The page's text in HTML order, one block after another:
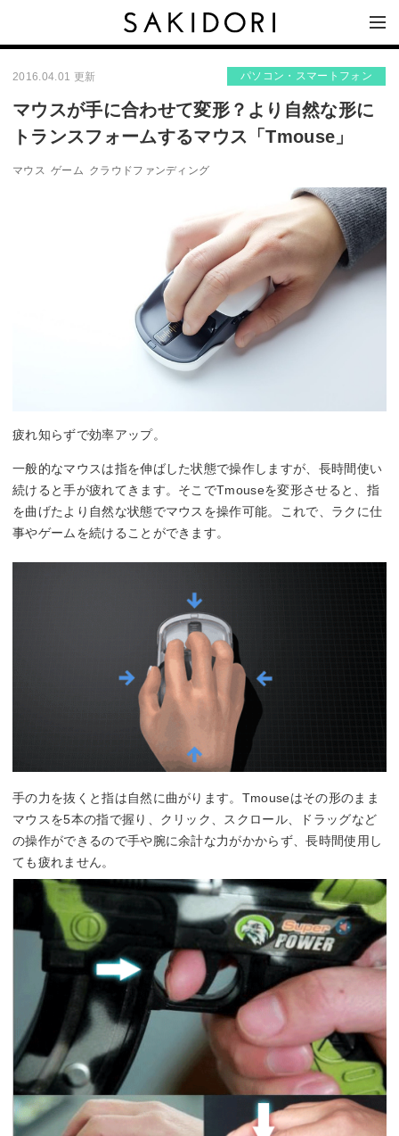
2016.04.01 更新 パソコン・スマートフォン
マウスが手に合わせて変形？より自然な形に
トランスフォームするマウス「Tmouse」
マウス ゲーム クラウドファンディング
疲れ知らずで効率アップ。
一般的なマウスは指を伸ばした状態で操作しますが、長時間使い
続けると手が疲れてきます。そこでTmouseを変形させると、指
を曲げたより自然な状態でマウスを操作可能。これで、ラクに仕
事やゲームを続けることができます。
手の力を抜くと指は自然に曲がります。Tmouseはその形のまま
マウスを5本の指で握り、クリック、スクロール、ドラッグなど
の操作ができるので手や腕に余計な力がかからず、長時間使用し
ても疲れません。